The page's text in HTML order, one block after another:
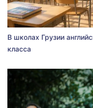
В школах Грузии
класса